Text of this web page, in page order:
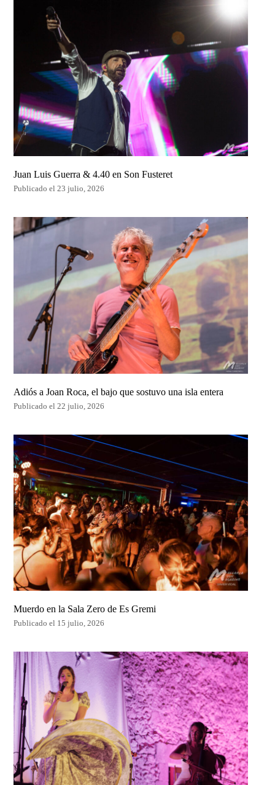
Juan Luis Guerra & 4.40 en Son Fusteret
Publicado el 23 julio, 2026
Adiós a Joan Roca, el bajo que sostuvo una isla entera
Publicado el 22 julio, 2026
Muerdo en la Sala Zero de Es Gremi
Publicado el 15 julio, 2026